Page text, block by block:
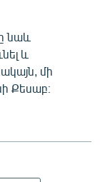
նաև
և
մի
Քեսաբ։